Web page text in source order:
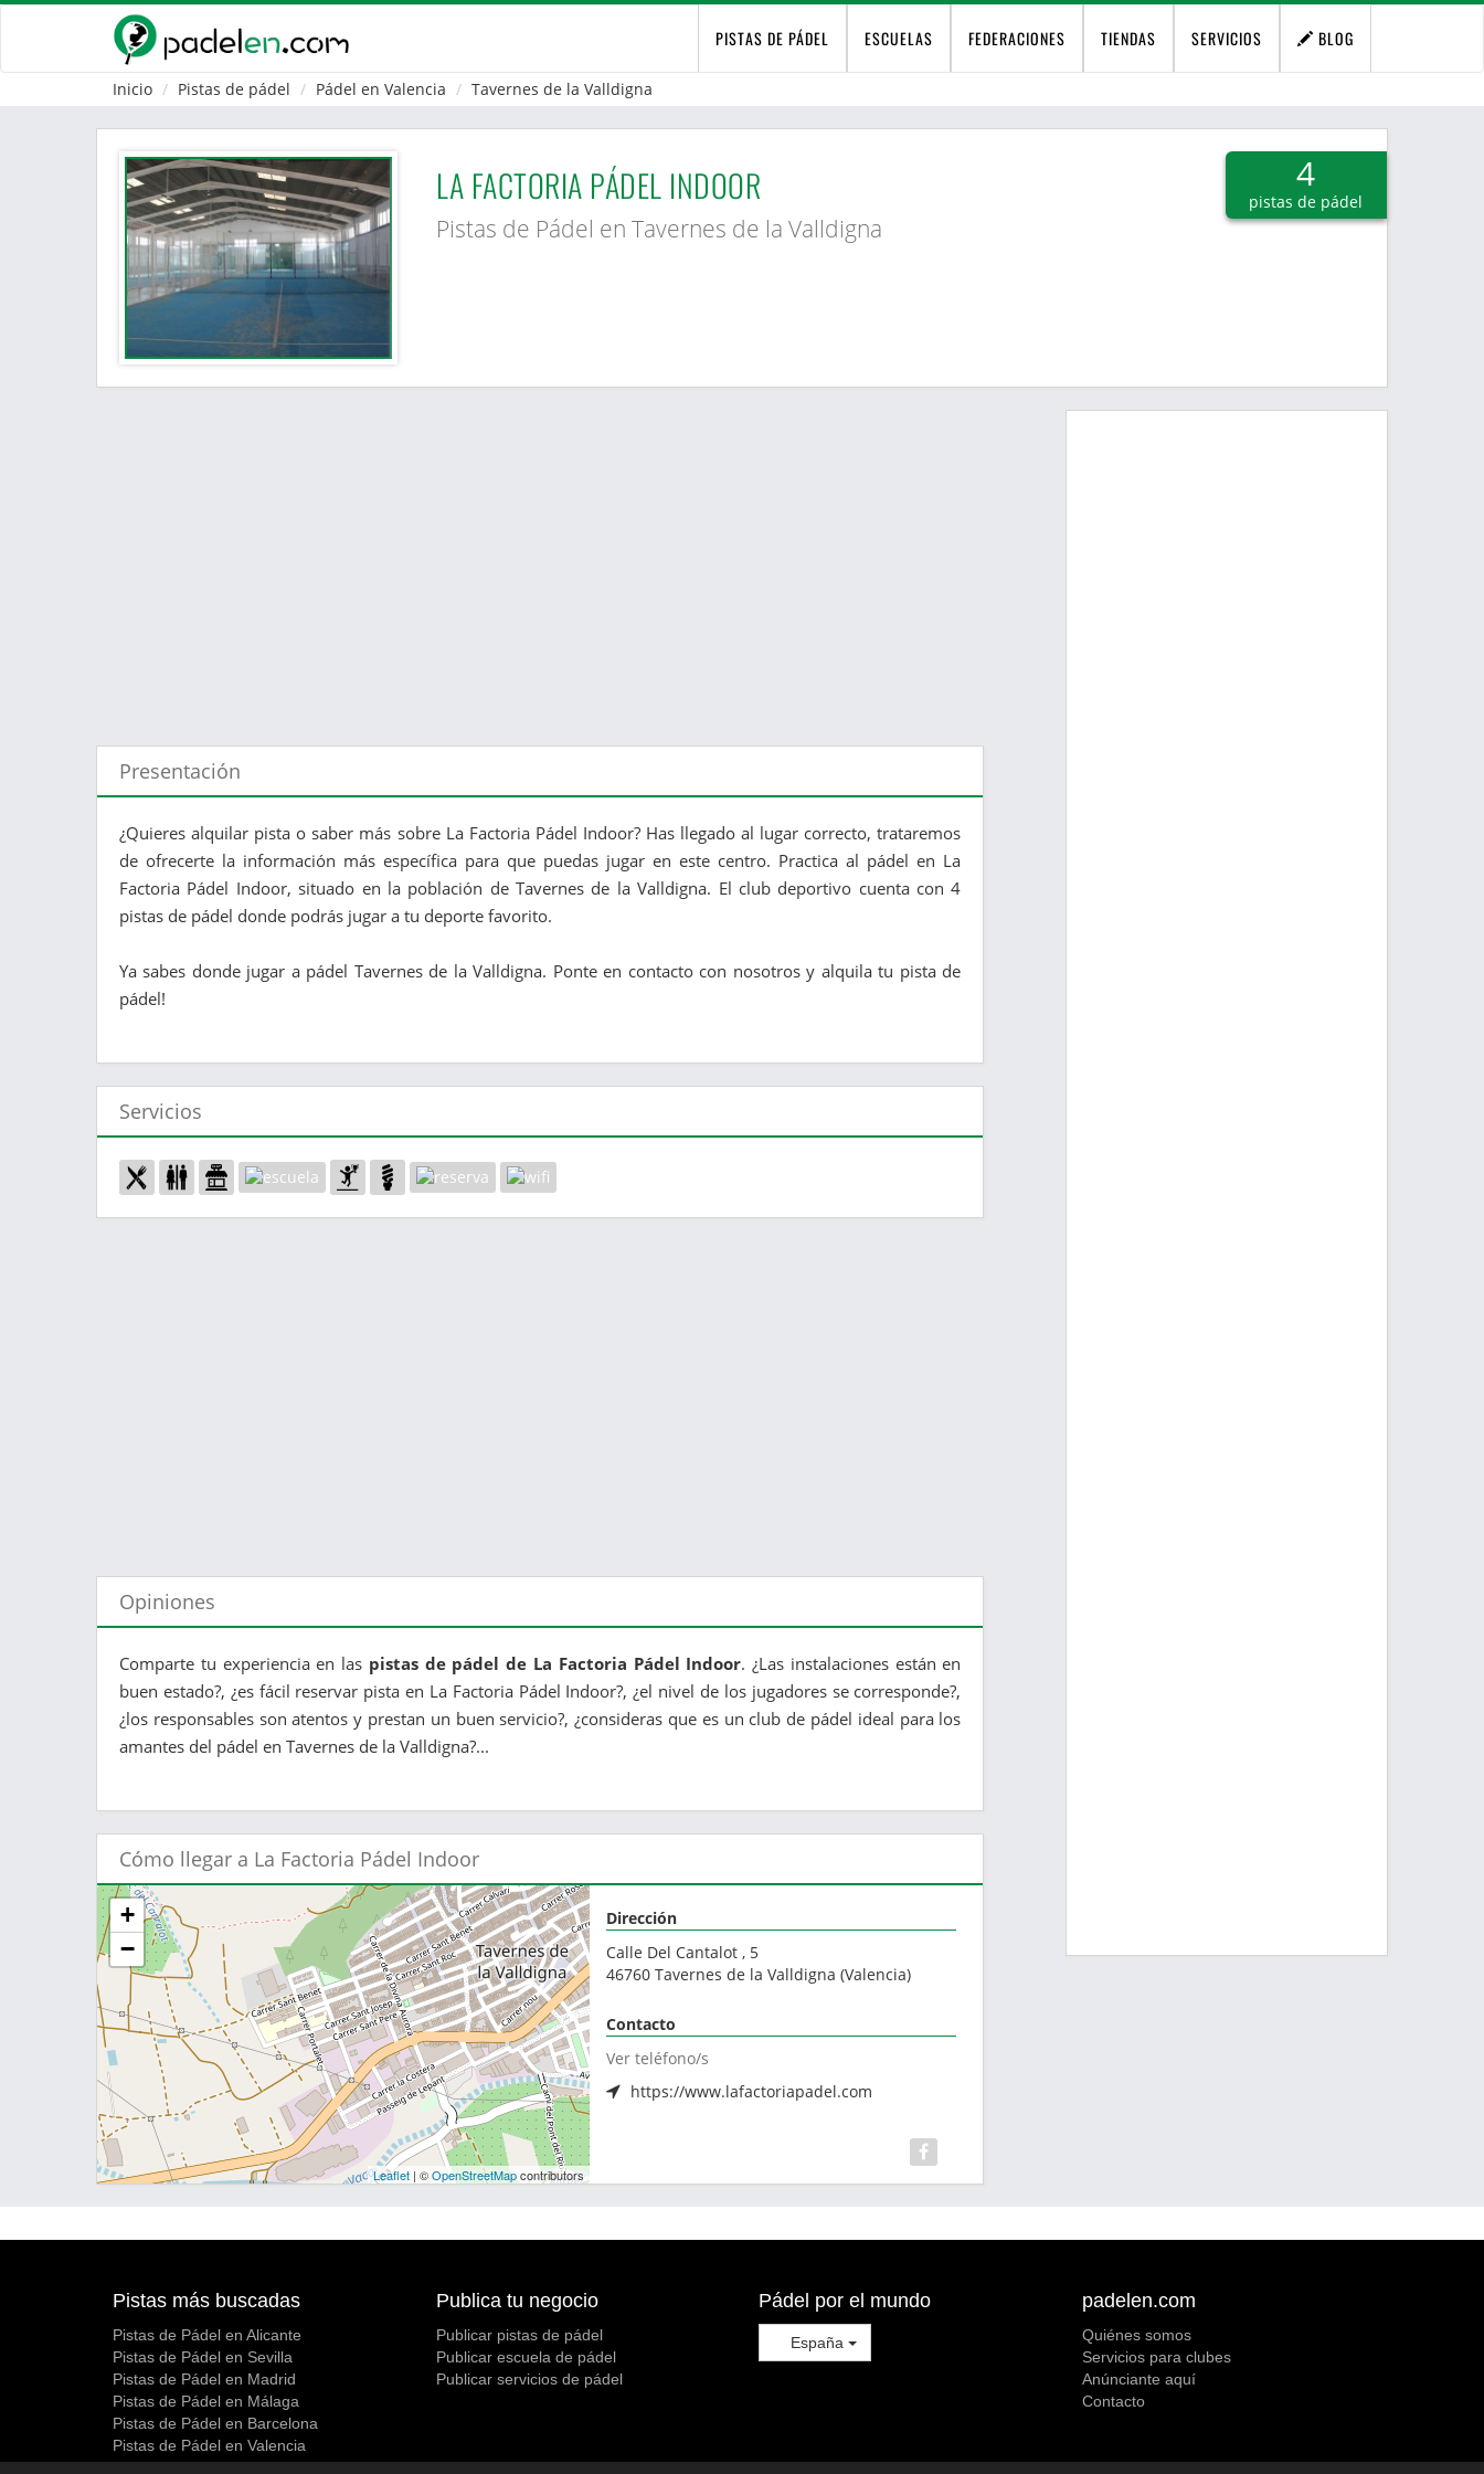
PISTAS DE PÁDEL ESCUELAS FEDERACIONES TIENDAS SERVICIOS BLOG
Inicio Pistas de pádel Pádel en Valencia Tavernes de la Valldigna
LA FACTORIA PÁDEL INDOOR
Pistas de Pádel en Tavernes de la Valldigna
4
pistas de pádel
Presentación
¿Quieres alquilar pista o saber más sobre La Factoria Pádel Indoor? Has llegado al lugar correcto, trataremos
de ofrecerte la información más específica para que puedas jugar en este centro. Practica al pádel en La
Factoria Pádel Indoor, situado en la población de Tavernes de la Valldigna. El club deportivo cuenta con 4
pistas de pádel donde podrás jugar a tu deporte favorito.
Ya sabes donde jugar a pádel Tavernes de la Valldigna. Ponte en contacto con nosotros y alquila tu pista de
pádel!
Servicios
Opiniones
Comparte tu experiencia en las pistas de pádel de La Factoria Pádel Indoor. ¿Las instalaciones están en
buen estado?, ¿es fácil reservar pista en La Factoria Pádel Indoor?, ¿el nivel de los jugadores se corresponde?,
¿los responsables son atentos y prestan un buen servicio?, ¿consideras que es un club de pádel ideal para los
amantes del pádel en Tavernes de la Valldigna?...
Cómo llegar a La Factoria Pádel Indoor
+
−
Leaflet | ©OpenStreetMapcontributors
Dirección
Calle Del Cantalot , 5
46760 Tavernes de la Valldigna (Valencia)
Contacto
Ver teléfono/s
https://www.lafactoriapadel.com
Pistas más buscadas
Pistas de Pádel en Alicante
Pistas de Pádel en Sevilla
Pistas de Pádel en Madrid
Pistas de Pádel en Málaga
Pistas de Pádel en Barcelona
Pistas de Pádel en Valencia
Publica tu negocio
Publicar pistas de pádel
Publicar escuela de pádel
Publicar servicios de pádel
Pádel por el mundo
España
padelen.com
Quiénes somos
Servicios para clubes
Anúnciante aquí
Contacto